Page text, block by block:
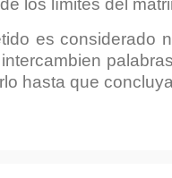
los límites del
es considerado
hasta que